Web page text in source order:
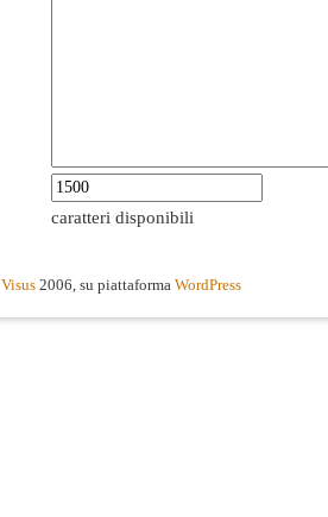
caratteri disponibili
Visus 2006, su piattaforma WordPress